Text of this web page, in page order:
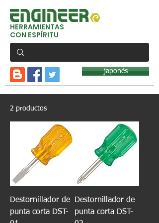
HERRAMIENTAS
CON ESPÍRITU
japonés
2 productos
Destornillador de
punta corta DST-
Destornillador de
punta corta DST-